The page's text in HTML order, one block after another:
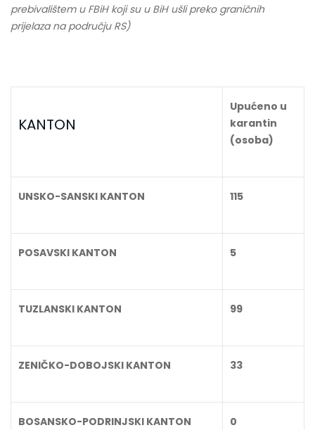
prebivalištem u FBiH koji su u BiH ušli preko graničnih
prijelaza na području RS)
KANTON
Upućeno u
karantin
(osoba)
UNSKO-SANSKI KANTON 115
POSAVSKI KANTON 5
TUZLANSKI KANTON 99
ZENIČKO-DOBOJSKI KANTON 33
BOSANSKO-PODRINJSKI KANTON 0